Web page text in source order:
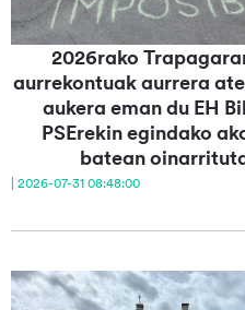
2026rako
aurrekontuak aurrera
aukera eman du EH
PSErekin egindako
batean
| 2026-07-31 08:48:00